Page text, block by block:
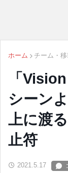
ホーム チーム・
「
シーン
上に渡
止符
2021.5.17